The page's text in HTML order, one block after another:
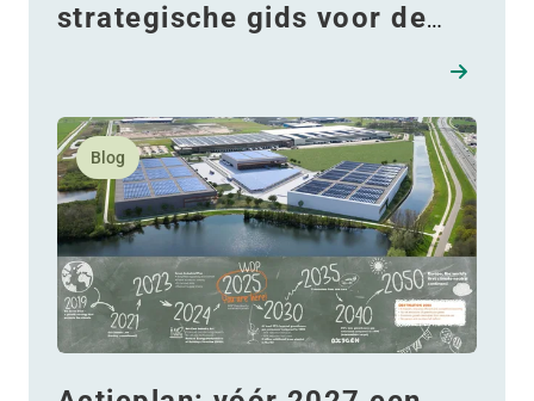
strategische gids voor de
Blog
Lees meer over Actieplan: vóór 2027 een future-